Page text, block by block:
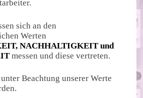
sich an den
Werten
NACHHALTIGKEIT und
messen und diese vertreten.
Beachtung unserer Werte